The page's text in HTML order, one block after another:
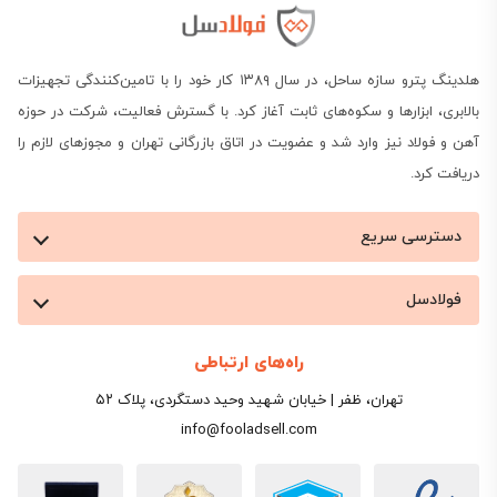
به منظور دریافت لیست قیمت رابیتس ارزان گالوانیزه به
شما در انتخاب و خرید بهینه این فراورده فولادی کمک
می‌کند و راهکار مطلوبی برای تضمین کیفیت در کنار
قیمت خرید رابیتس ارزان این فراورده فولادی است.
هلدینگ پترو سازه ساحل، در سال ۱۳۸۹ کار خود را با تامین‌کنندگی تجهیزات
بالابری، ابزارها و سکوه‌های ثابت آغاز کرد. با گسترش فعالیت، شرکت در حوزه
آهن و فولاد نیز وارد شد و عضویت در اتاق بازرگانی تهران و مجوزهای لازم را
دریافت کرد.
دسترسی سریع
فولادسل
راه‌های ارتباطی
تهران، ظفر | خیابان شهید وحید دستگردی، پلاک ۵۲
info@fooladsell.com